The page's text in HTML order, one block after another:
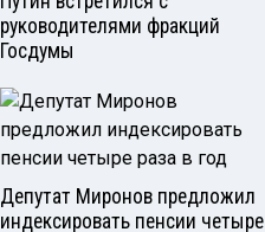
руководителями фракций
Госдумы
Депутат Миронов предложил
индексировать пенсии четыре